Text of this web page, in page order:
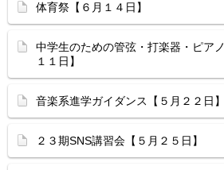
体育祭【６月１４日】
中学生のための管弦・打楽器・ピア
１１日】
音楽系進学ガイダンス【５月２２日】
２３期SNS講習会【５月２５日】